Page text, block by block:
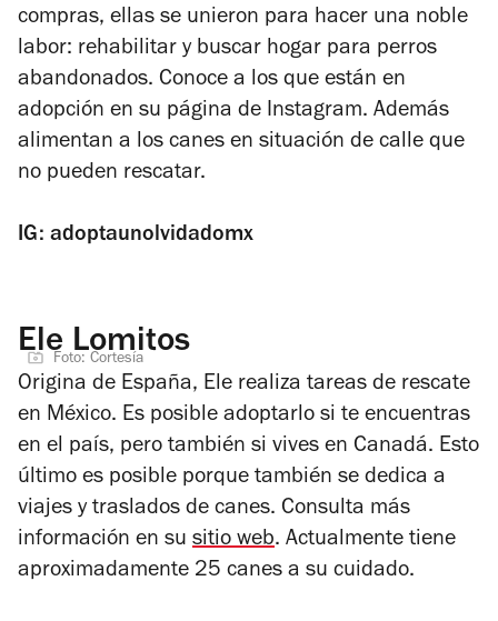
compras, ellas se unieron para hacer una noble
labor: rehabilitar y buscar hogar para perros
abandonados. Conoce a los que están en
adopción en su página de Instagram. Además
alimentan a los canes en situación de calle que
no pueden rescatar.
IG: adoptaunolvidadomx
Ele Lomitos
Foto: Cortesía
Origina de España, Ele realiza tareas de rescate
en México. Es posible adoptarlo si te encuentras
en el país, pero también si vives en Canadá. Esto
último es posible porque también se dedica a
viajes y traslados de canes. Consulta más
información en su sitio web. Actualmente tiene
aproximadamente 25 canes a su cuidado.